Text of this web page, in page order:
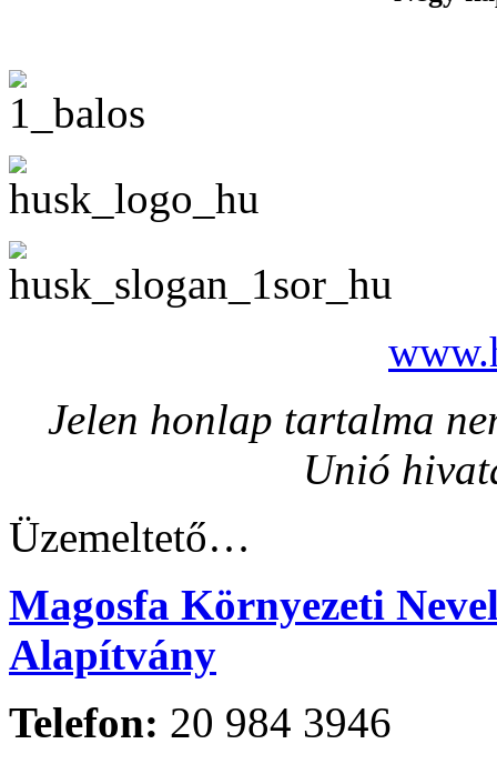
Jelen honlap tartalma
Unió
Üzemeltető…
Magosfa Környezeti
Alapítvány
Telefon: 20 984 3946